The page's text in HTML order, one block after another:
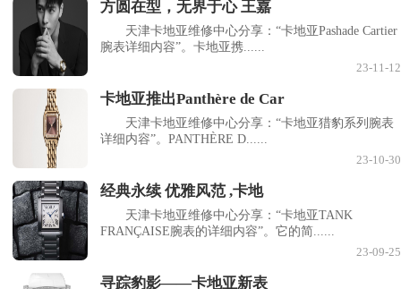
方圆在型，无界于心 王嘉
天津卡地亚维修中心分享：“卡地亚Pashade Cartier
腕表详细内容”。卡地亚携......
23-11-12
卡地亚推出Panthère de Car
天津卡地亚维修中心分享：“卡地亚猎豹系列腕表
详细内容”。PANTHÈRE D......
23-10-30
经典永续 优雅风范 ,卡地
天津卡地亚维修中心分享：“卡地亚TANK
FRANÇAISE腕表的详细内容”。它的简......
23-09-25
寻踪豹影——卡地亚新表